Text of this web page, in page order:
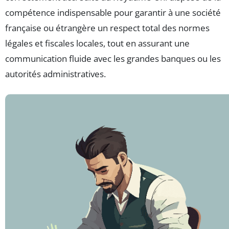
compétence indispensable pour garantir à une société
française ou étrangère un respect total des normes
légales et fiscales locales, tout en assurant une
communication fluide avec les grandes banques ou les
autorités administratives.